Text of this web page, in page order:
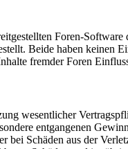
Foren-
Beide haben keinen
fremder Foren
wesentlicher
entgangenen
Schäden aus der